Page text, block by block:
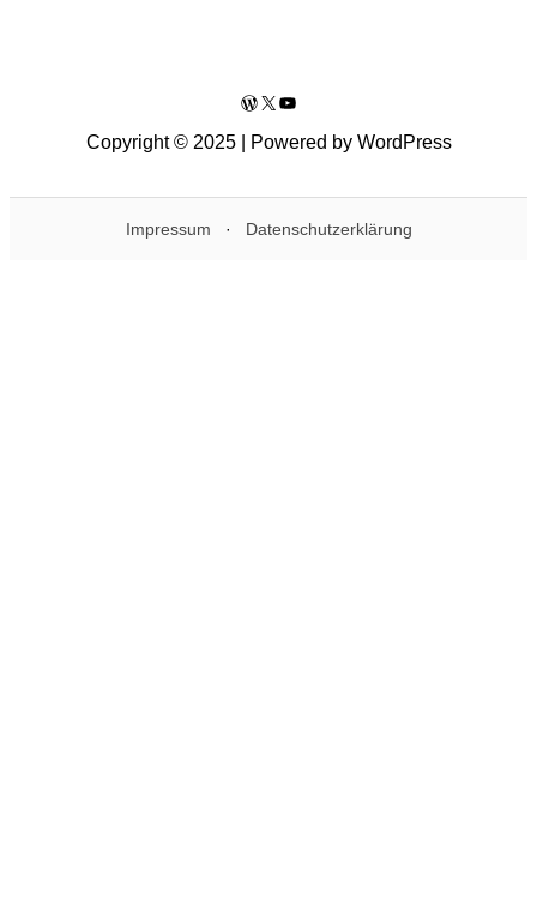
WordPress
X YouTube
Copyright © 2025 | Powered by WordPress
Impressum · Datenschutzerklärung